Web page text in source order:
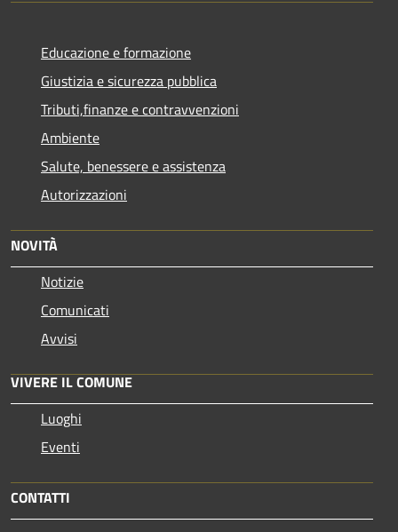
Educazione e formazione
Giustizia e sicurezza pubblica
Tributi,finanze e contravvenzioni
Ambiente
Salute, benessere e assistenza
Autorizzazioni
NOVITÀ
Notizie
Comunicati
Avvisi
VIVERE IL COMUNE
Luoghi
Eventi
CONTATTI